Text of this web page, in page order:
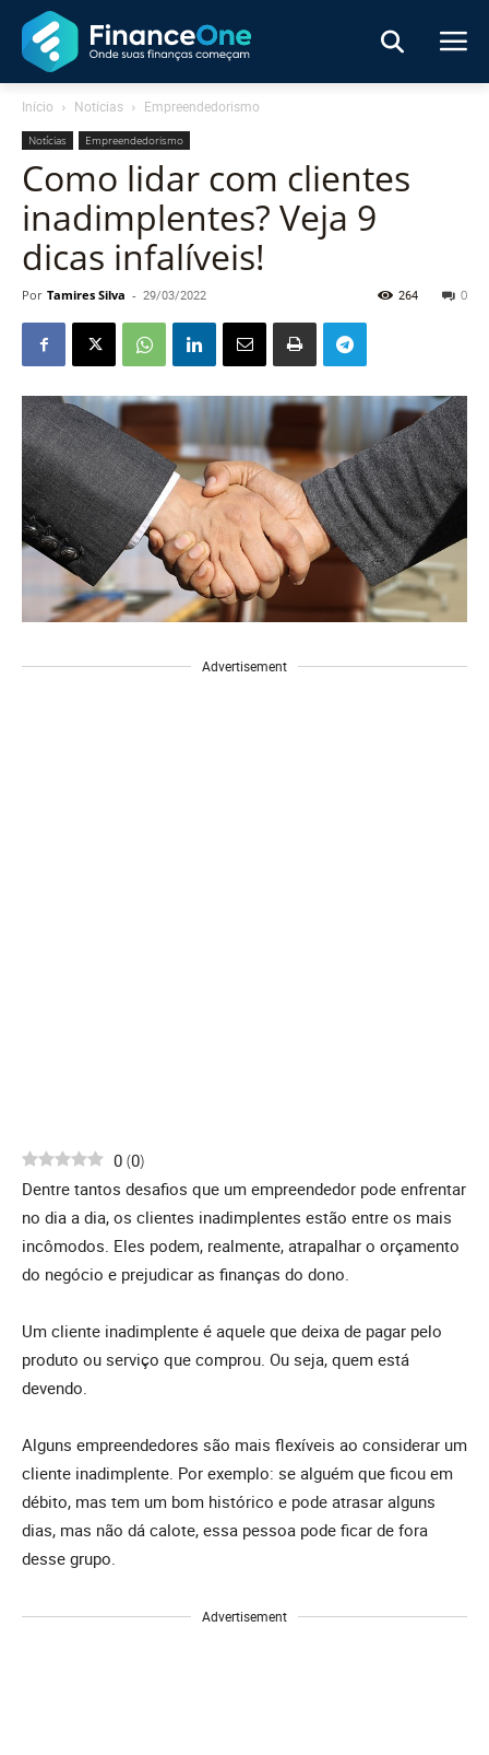
Início Notícias Empreendedorismo
Notícias Empreendedorismo
Como lidar com clientes
inadimplentes? Veja 9
dicas infalíveis!
Por Tamires Silva - 29/03/2022 0
264
Advertisement
0 (0)
Dentre tantos desafios que um empreendedor pode enfrentar
no dia a dia, os clientes inadimplentes estão entre os mais
incômodos. Eles podem, realmente, atrapalhar o orçamento
do negócio e prejudicar as finanças do dono.
Um cliente inadimplente é aquele que deixa de pagar pelo
produto ou serviço que comprou. Ou seja, quem está
devendo.
Alguns empreendedores são mais flexíveis ao considerar um
cliente inadimplente. Por exemplo: se alguém que ficou em
débito, mas tem um bom histórico e pode atrasar alguns
dias, mas não dá calote, essa pessoa pode ficar de fora
desse grupo.
Advertisement